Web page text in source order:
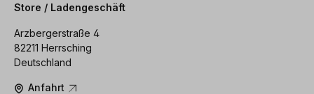
Store / Ladengeschäft
Arzbergerstraße 4
82211 Herrsching
Deutschland
Anfahrt